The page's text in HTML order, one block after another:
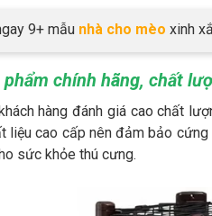
9+ mẫu nhà cho mèo xinh
phẩm chính hãng, chất
hàng đánh giá cao chất
liệu cao cấp nên đảm bảo
sức khỏe thú cưng.